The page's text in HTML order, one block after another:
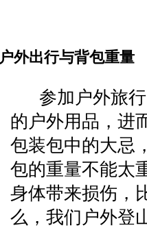
户外出行与背包重量
参加户外旅行
的户外用品，进
包装包中的大忌
包的重量不能太
身体带来损伤，
么，我们户外登